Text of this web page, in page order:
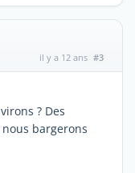
il y a 12 ans #3
? Des
bargerons